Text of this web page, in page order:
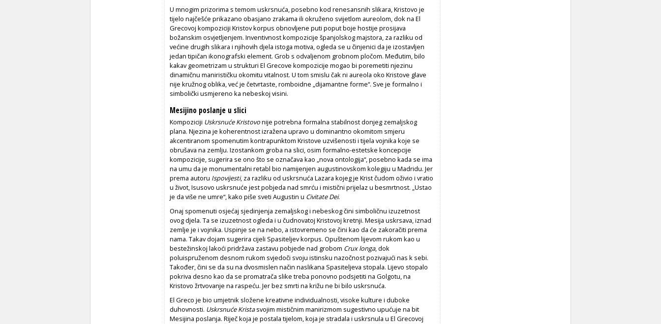
U mnogim prizorima s temom uskrsnuća, posebno kod renesansnih slikara, Kristovo je
tijelo najčešće prikazano obasjano zrakama ili okruženo svijetlom aureolom, dok na El
Grecovoj kompoziciji Kristov korpus obnovljene puti poput boje hostije prosijava
božanskim osvjetljenjem. Inventivnost kompozicije španjolskog majstora, za razliku od
većine drugih slikara i njihovih djela istoga motiva, ogleda se u činjenici da je izostavljen
jedan tipičan ikonografski element. Grob s odvaljenom grobnom pločom. Međutim, bilo
kakav geometrizam u strukturi El Grecove kompozicije mogao bi poremetiti njezinu
dinamičnu manirističku okomitu vitalnost. U tom smislu čak ni aureola oko Kristove glave
nije kružnog oblika, već je četvrtaste, romboidne „dijamantne forme“. Sve je formalno i
simbolički usmjereno ka nebeskoj visini.
Mesijino poslanje u slici
Kompoziciji Uskrsnuće Kristovonije potrebna formalna stabilnost donjeg zemaljskog
plana. Njezina je koherentnost izražena upravo u dominantno okomitom smjeru
akcentiranom spomenutim kontrapunktom Kristove uzvišenosti i tijela vojnika koje se
obrušava na zemlju. Izostankom groba na slici, osim formalno-estetske koncepcije
kompozicije, sugerira se ono što se označava kao „nova ontologija“, posebno kada se ima
na umu da je monumentalni retabl bio namijenjen augustinovskom kolegiju u Madridu. Jer
prema autoru Ispovijesti, za razliku od uskrsnuća Lazara kojeg je Krist čudom oživio i vratio
u život, Isusovo uskrsnuće jest pobjeda nad smrću i mistični prijelaz u besmrtnost. „Ustao
je da više ne umre“, kako piše sveti Augustin u Civitate Dei.
Onaj spomenuti osjećaj sjedinjenja zemaljskog i nebeskog čini simboličnu izuzetnost
ovog djela. Ta se izuzetnost ogleda i u čudnovatoj Kristovoj kretnji. Mesija uskrsava, iznad
zemlje je i vojnika. Uspinje se na nebo, a istovremeno se čini kao da će zakoračiti prema
nama. Takav dojam sugerira cijeli Spasiteljev korpus. Opuštenom lijevom rukom kao u
bestežinskoj lakoći pridržava zastavu pobjede nad grobom Crux longa, dok
poluispruženom desnom rukom svjedoči svoju istinsku nazočnost pozivajući nas k sebi.
Također, čini se da su na dvosmislen način naslikana Spasiteljeva stopala. Lijevo stopalo
pokriva desno kao da se promatrača slike treba ponovno podsjetiti na Golgotu, na
Kristovo žrtvovanje na raspeću. Jer bez smrti na križu ne bi bilo uskrsnuća.
El Greco je bio umjetnik složene kreativne individualnosti, visoke kulture i duboke
duhovnosti. Uskrsnuće Kristasvojim mističnim manirizmom sugestivno upućuje na bit
Mesijina poslanja. Riječ koja je postala tijelom, koja je stradala i uskrsnula u El Grecovoj